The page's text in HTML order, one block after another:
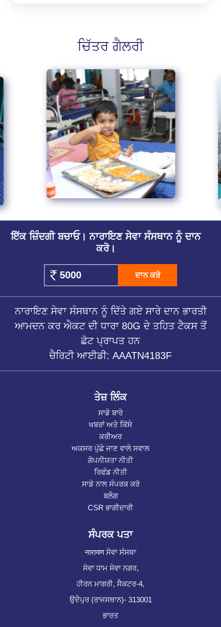
ਚਿੱਤਰ ਗੈਲਰੀ
ਇੱਕ ਜ਼ਿੰਦਗੀ ਬਚਾਓ। ਨਾਰਾਇਣ ਸੇਵਾ ਸੰਸਥਾਨ ਨੂੰ ਦਾਨ
ਕਰੋ।
ਦਾਨ ਕਰੋ
ਨਾਰਾਇਣ ਸੇਵਾ ਸੰਸਥਾਨ ਨੂੰ ਦਿੱਤੇ ਗਏ ਸਾਰੇ ਦਾਨ ਭਾਰਤੀ
ਆਮਦਨ ਕਰ ਐਕਟ ਦੀ ਧਾਰਾ 80G ਦੇ ਤਹਿਤ ਟੈਕਸ ਤੋਂ
ਛੋਟ ਪ੍ਰਾਪਤ ਹਨ
ਚੈਰਿਟੀ ਆਈਡੀ: AAATN4183F
ਤੇਜ਼ ਲਿੰਕ
ਸਾਡੇ ਬਾਰੇ
ਖਬਰਾਂ ਅਤੇ ਕਿੱਸੇ
ਕਰੀਅਰ
ਅਕਸਰ ਪੁੱਛੇ ਜਾਣ ਵਾਲੇ ਸਵਾਲ
ਗੋਪਨੀਯਤਾ ਨੀਤੀ
ਰਿਫੰਡ ਨੀਤੀ
ਸਾਡੇ ਨਾਲ ਸੰਪਰਕ ਕਰੋ
ਬਲੌਗ
CSR ਭਾਗੀਦਾਰੀ
ਸੰਪਰਕ ਪਤਾ
नारायण ਸੇਵਾ ਸੰਸਥਾ
ਸੇਵਾ ਧਾਮ ਸੇਵਾ ਨਗਰ,
ਹੀਰਨ ਮਾਗਰੀ, ਸੈਕਟਰ-4,
ਉਦੈਪੁਰ (ਰਾਜਸਥਾਨ)- 313001
ਭਾਰਤ